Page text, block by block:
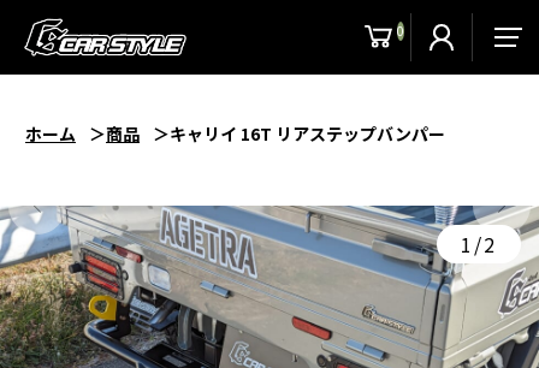
0
ホーム 商品 キャリイ 16T リアステップバンパー
1/2